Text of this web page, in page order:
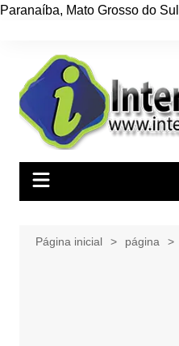
Paranaíba, Mato Grosso do Sul
conteúdo
Página inicial página